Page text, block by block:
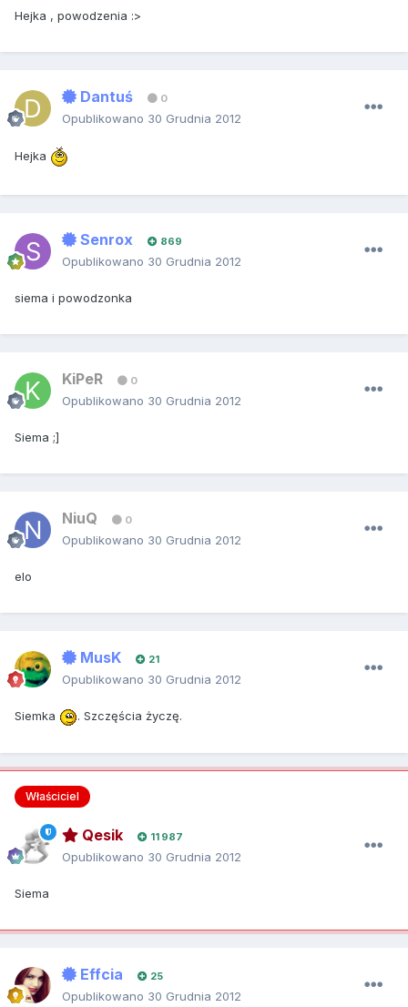
Hejka , powodzenia :>
Dantuś 0
Opublikowano 30 Grudnia 2012
Hejka
Senrox 869
Opublikowano 30 Grudnia 2012
siema i powodzonka
KiPeR 0
Opublikowano 30 Grudnia 2012
Siema ;]
NiuQ 0
Opublikowano 30 Grudnia 2012
elo
MusK 21
Opublikowano 30 Grudnia 2012
Siemka . Szczęścia życzę.
Właściciel
Qesik 11 987
Opublikowano 30 Grudnia 2012
Siema
Effcia 25
Opublikowano 30 Grudnia 2012